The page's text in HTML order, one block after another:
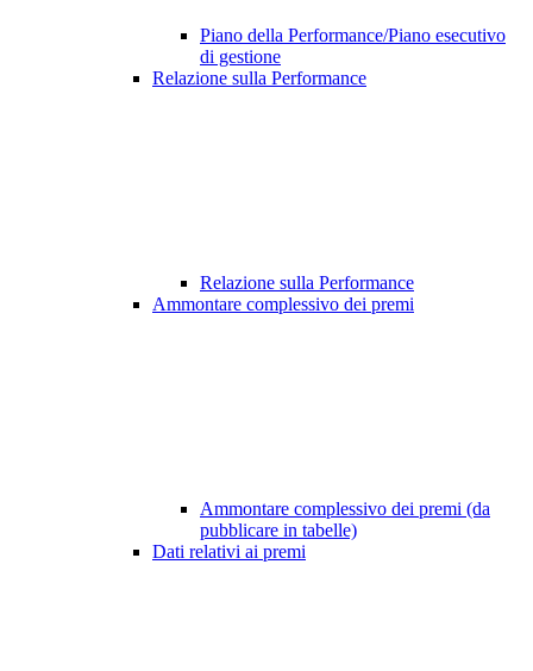
Piano della Performance/Piano esecutivo
di gestione
Relazione sulla Performance
Relazione sulla Performance
Ammontare complessivo dei premi
Ammontare complessivo dei premi (da
pubblicare in tabelle)
Dati relativi ai premi